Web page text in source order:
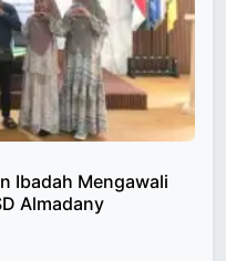
Ibadah Mengawali
Almadany